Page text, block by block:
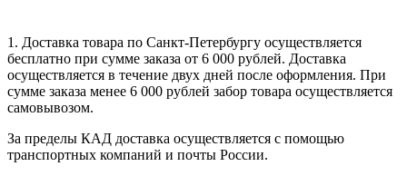
1. Доставка товара по Санкт-Петербургу осуществляется
бесплатно при сумме заказа от 6 000 рублей. Доставка
осуществляется в течение двух дней после оформления. При
сумме заказа менее 6 000 рублей забор товара осуществляется
самовывозом.
За пределы КАД доставка осуществляется с помощью
транспортных компаний и почты России.